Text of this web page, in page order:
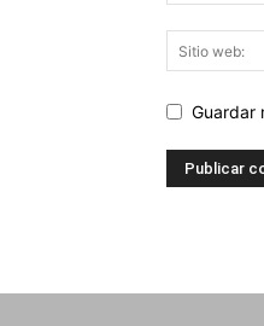
Guardar